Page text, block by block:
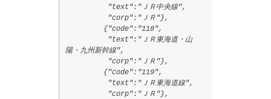
"text":"ＪＲ中央線",
"corp":"ＪＲ"},
{"code":"118",
"text":"ＪＲ東海道・山
陽・九州新幹線",
"corp":"ＪＲ"},
{"code":"119",
"text":"ＪＲ東海道線",
"corp":"ＪＲ"},